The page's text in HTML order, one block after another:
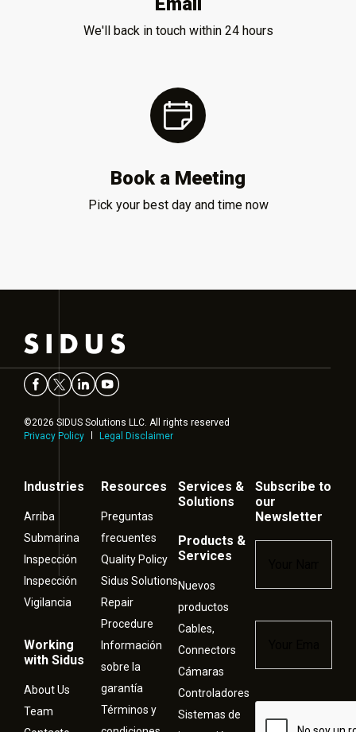
We'll back in touch within 24 hours
Book a Meeting
Pick your best day and time now
©2026 SIDUS Solutions LLC. All rights reserved
Privacy Policy
Legal Disclaimer
Industries
Arriba
Submarina
Inspección
Inspección
Vigilancia
Working
with Sidus
About Us
Team
Resources
Preguntas
frecuentes
Quality Policy
Sidus Solutions
Repair
Procedure
Información
sobre la
garantía
Términos y
Services &
Solutions
Products &
Services
Nuevos
productos
Cables,
Connectors
Cámaras
Controladores
Sistemas de
Subscribe to
our
Newsletter